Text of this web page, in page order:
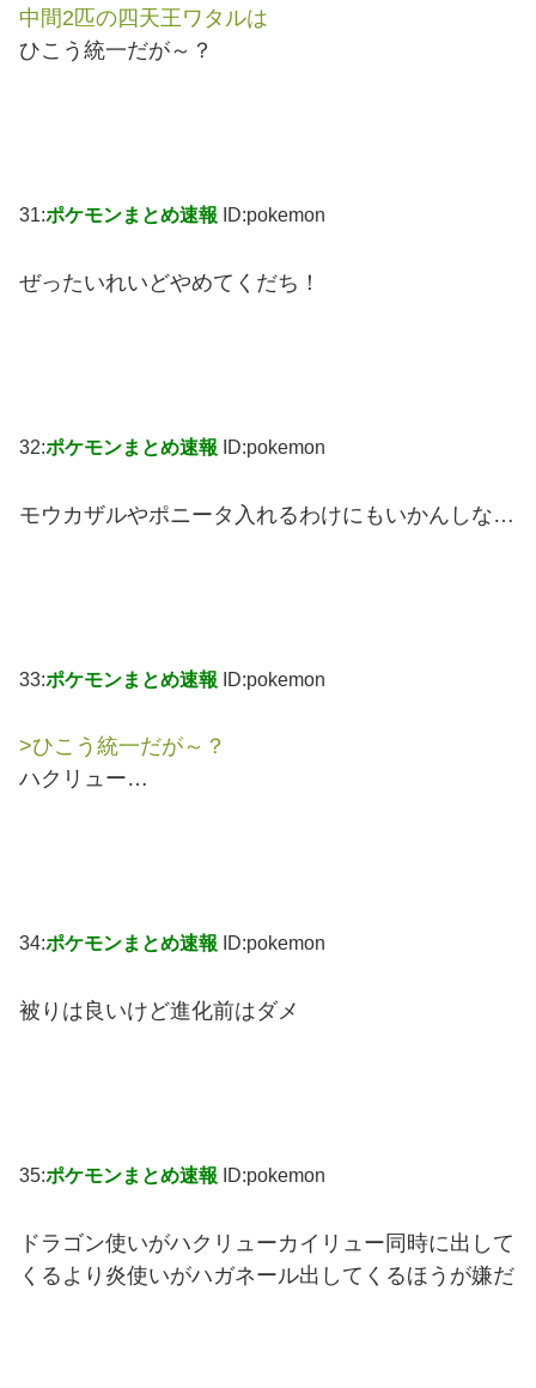
中間2匹の四天王ワタルは
ひこう統一だが～？
31:ポケモンまとめ速報 ID:pokemon
ぜったいれいどやめてくだち！
32:ポケモンまとめ速報 ID:pokemon
モウカザルやポニータ入れるわけにもいかんしな…
33:ポケモンまとめ速報 ID:pokemon
>ひこう統一だが～？
ハクリュー…
34:ポケモンまとめ速報 ID:pokemon
被りは良いけど進化前はダメ
35:ポケモンまとめ速報 ID:pokemon
ドラゴン使いがハクリューカイリュー同時に出して
くるより炎使いがハガネール出してくるほうが嫌だ